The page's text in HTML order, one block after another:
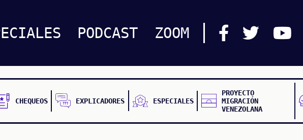
PODCAST ZOOM
CHEQUEOS EXPLICADORES ESPECIALES
PROYECTO
MIGRACIÓN
VENEZOLANA